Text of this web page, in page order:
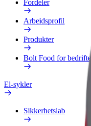
Fordeler
Arbeidsprofil
Produkter
Bolt Food for bedrifter
El-sykler
Sikkerhetslab